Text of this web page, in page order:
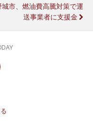
城市、燃油費高騰対策で運
送事業者に支援金